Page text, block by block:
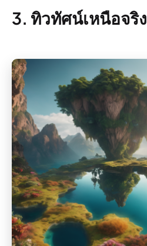
3. ทิวทัศน์เหนือจริง